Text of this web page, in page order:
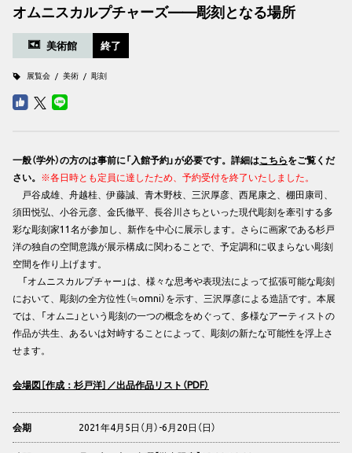
オムニスカルプチャーズ——彫刻となる場所
美術館 終了
展覧会 美術 彫刻
一般（学外）の方のは事前に「入館予約」が必要です。詳細はこちらをご覧くだ
さい。 ※各日時とも定員に達したため、予約受付を終了いたしました。
戸谷成雄、舟越桂、伊藤誠、青木野枝、三沢厚彦、西尾康之、棚田康司、
須田悦弘、小谷元彦、金氏徹平、長谷川さちといった現代彫刻を牽引する多
彩な彫刻家11名が参加し、新作を中心に展示します。さらに画家である杉戸
洋の独自の空間意識が展示構成に関わることで、予定調和に収まらない彫刻
空間を作り上げます。
「オムニスカルプチャー」は、様々な思考や表現法によって拡張可能な彫刻
において、彫刻の全方位性（≒omni）を示す、三沢厚彦による造語です。本展
では、「オムニ」という彫刻の一つの概念をめぐって、多様なアーティストの
作品が共生、あるいは対峙することによって、彫刻の新たな可能性を浮上さ
せます。
会場図［作成：杉戸洋］／出品作品リスト（PDF）
会期 2021年4月5日（月）-6月20日（日）